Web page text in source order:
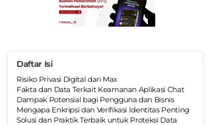
Daftar Isi
Risiko Privasi Digital dari Max
Fakta dan Data Terkait Keamanan Aplikasi Chat
Dampak Potensial bagi Pengguna dan Bisnis
Mengapa Enkripsi dan Verifikasi Identitas Penting
Solusi dan Praktik Terbaik untuk Proteksi Data